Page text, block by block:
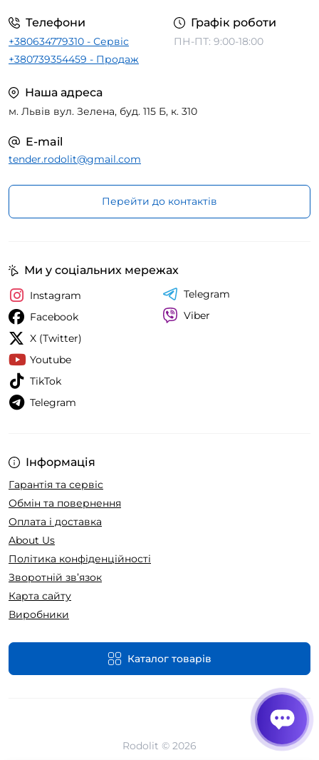
Телефони
+380634779310 - Сервіс
+380739354459 - Продаж
Графік роботи
ПН-ПТ: 9:00-18:00
Наша адреса
м. Львів вул. Зелена, буд. 115 Б, к. 310
E-mail
tender.rodolit@gmail.com
Перейти до контактів
Інформація
Гарантія та сервіс
Обмін та повернення
Оплата і доставка
About Us
Політика конфіденційності
Зворотній зв’язок
Карта сайту
Виробники
Каталог товарів
Ми у соціальних мережах
Instagram
Facebook
X (Twitter)
Youtube
TikTok
Telegram
Telegram
Viber
Rodolit © 2026